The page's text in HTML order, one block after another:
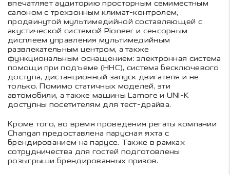
впечатляет аудиторию просторным семиместным
салоном с трехзонным климат-контролем,
продвинутой мультимедийной составляющей с
акустической системой Pioneer и сенсорным
дисплеем управления мультимедийным
развлекательным центром, а также
функциональным оснащением: электронная система
помощи при подъеме (HHC), система бесключевого
доступа, дистанционный запуск двигателя и не
только. Помимо статичных моделей, эти
автомобили, а также машины Lamore и UNI-K
доступны посетителям для тест-драйва.
Кроме того, во время проведения регаты компании
Changan предоставлена парусная яхта с
брендированием на парусе. Также в рамках
сотрудничества для гостей подготовлены
розыгрыши брендированных призов.